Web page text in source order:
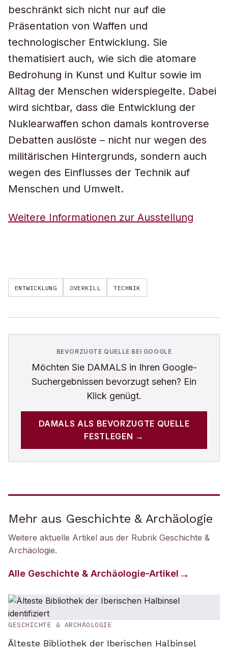
beschränkt sich nicht nur auf die
Präsentation von Waffen und
technologischer Entwicklung. Sie
thematisiert auch, wie sich die atomare
Bedrohung in Kunst und Kultur sowie im
Alltag der Menschen widerspiegelte. Dabei
wird sichtbar, dass die Entwicklung der
Nuklearwaffen schon damals kontroverse
Debatten auslöste – nicht nur wegen des
militärischen Hintergrunds, sondern auch
wegen des Einflusses der Technik auf
Menschen und Umwelt.
Weitere Informationen zur Ausstellung
ENTWICKLUNG OVERKILL TECHNIK
BEVORZUGTE QUELLE BEI GOOGLE
Möchten Sie DAMALS in Ihren Google-
Suchergebnissen bevorzugt sehen? Ein
Klick genügt.
DAMALS ALS BEVORZUGTE QUELLE
FESTLEGEN →
Mehr aus Geschichte & Archäologie
Weitere aktuelle Artikel aus der Rubrik Geschichte &
Archäologie.
Alle Geschichte & Archäologie-Artikel
GESCHICHTE & ARCHÄOLOGIE
Älteste Bibliothek der Iberischen Halbinsel